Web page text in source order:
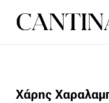
ΣΥΝΤΑΓΕΣ
Χάρης